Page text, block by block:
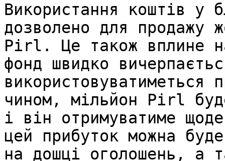
Використання коштів у
дозволено для продажу
Pirl. Це також вплине
фонд швидко
використовуватиметься
чином, мільйон Pirl
і він отримуватиме
цей прибуток можна
на дошці оголошень, а